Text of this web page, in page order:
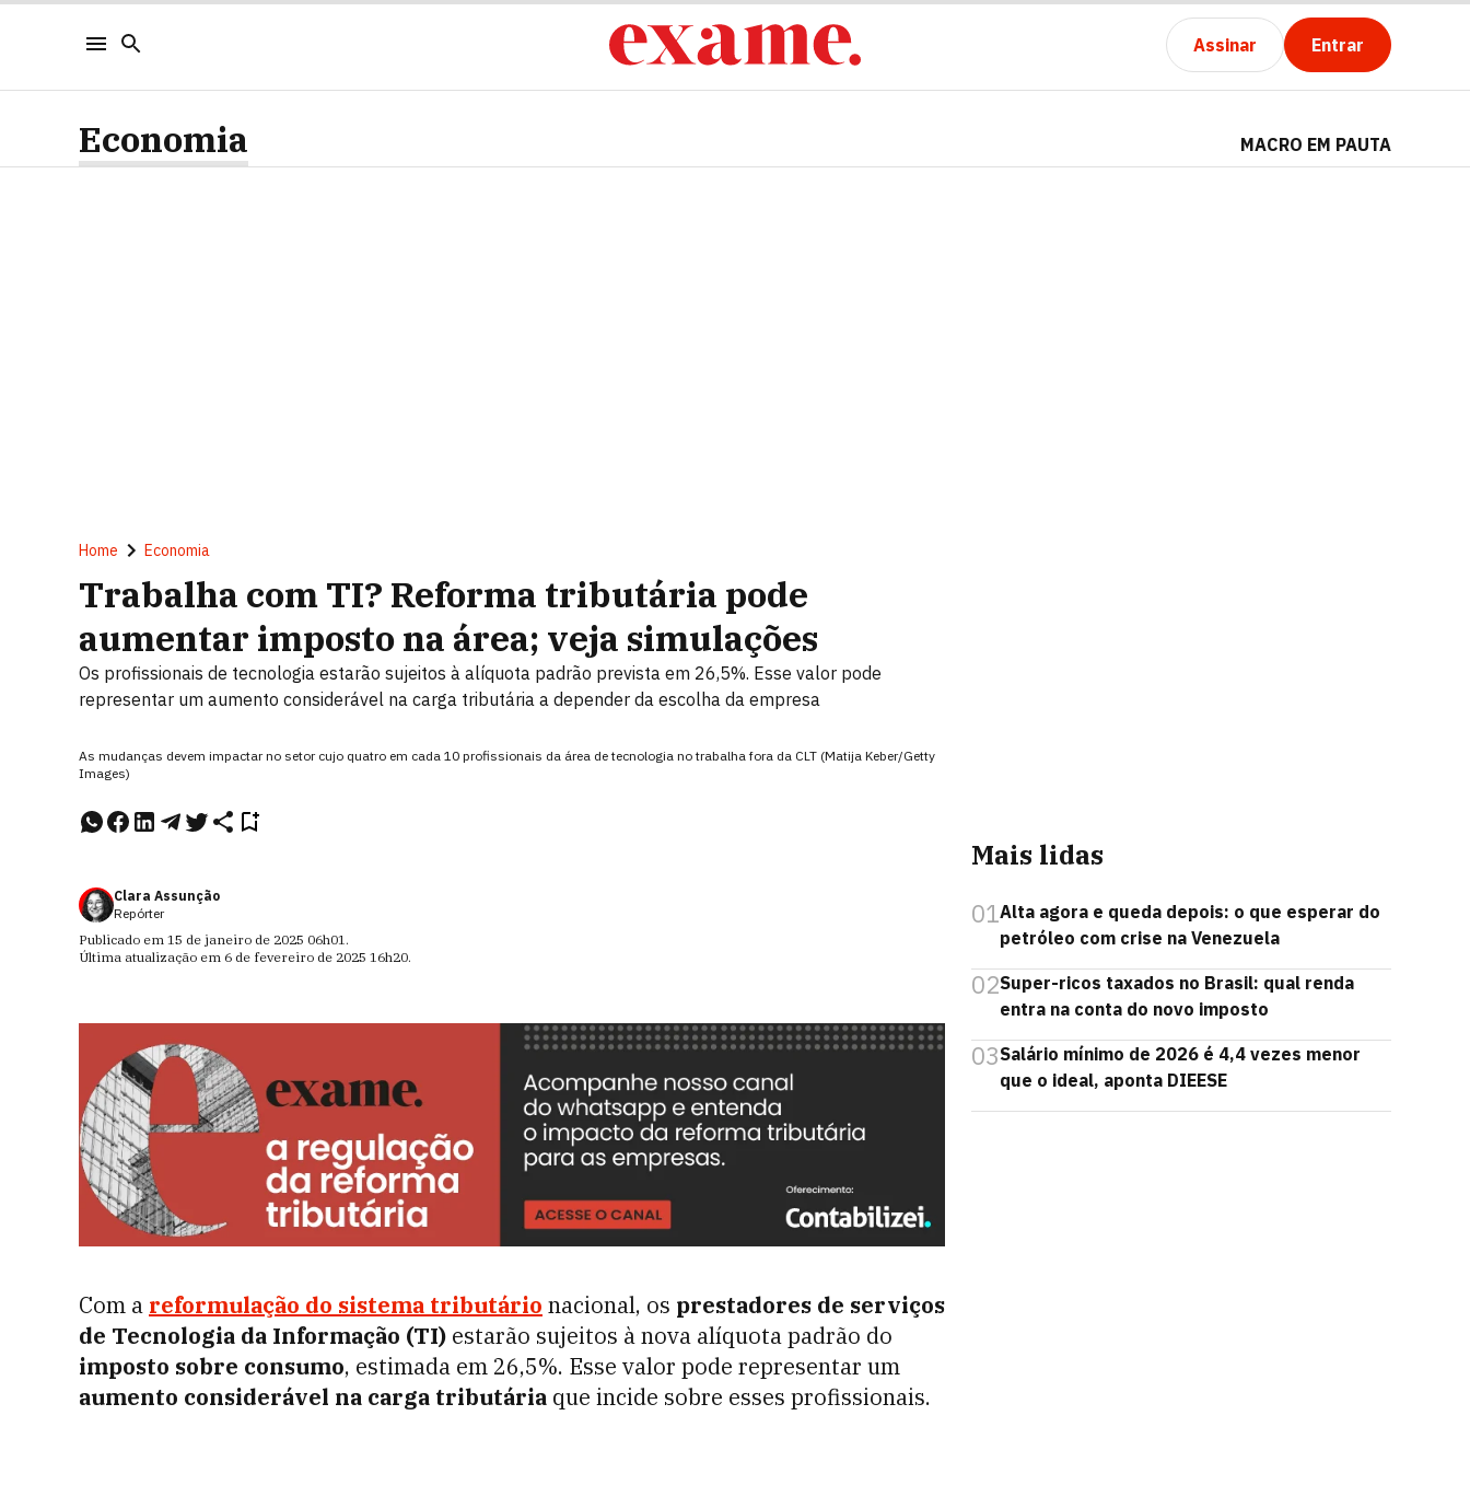
Assinar Entrar
Economia MACRO EM PAUTA
Home Economia
Trabalha com TI? Reforma tributária pode
aumentar imposto na área; veja simulações
Os profissionais de tecnologia estarão sujeitos à alíquota padrão prevista em 26,5%. Esse valor pode
representar um aumento considerável na carga tributária a depender da escolha da empresa
As mudanças devem impactar no setor cujo quatro em cada 10 profissionais da área de tecnologia no trabalha fora da CLT (Matija Keber/Getty
Images)
Clara Assunção
Repórter
Publicado em 15 de janeiro de 2025 06h01.
Última atualização em 6 de fevereiro de 2025 16h20.
Com a reformulação do sistema tributário nacional, os prestadores de serviços
de Tecnologia da Informação (TI) estarão sujeitos à nova alíquota padrão do
imposto sobre consumo, estimada em 26,5%. Esse valor pode representar um
aumento considerável na carga tributária que incide sobre esses profissionais.
Mais lidas
01Alta agora e queda depois: o que esperar do
petróleo com crise na Venezuela
02Super-ricos taxados no Brasil: qual renda
entra na conta do novo imposto
03Salário mínimo de 2026 é 4,4 vezes menor
que o ideal, aponta DIEESE